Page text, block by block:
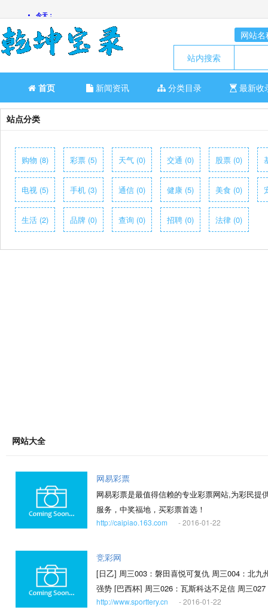
网站名
站内搜索
首页 新闻资讯 分类目录 最新收
站点分类
购物 (8) 彩票 (5) 天气 (0) 交通 (0) 股票 (0)
电视 (5) 手机 (3) 通信 (0) 健康 (5) 美食 (0)
生活 (2) 品牌 (0) 查询 (0) 招聘 (0) 法律 (0)
网站大全
网易彩票
网易彩票是最值得信赖的专业彩票网站,为彩民
服务，中奖福地，买彩票首选！
http://caipiao.163.com - 2016-01-22
竞彩网
[日乙] 周三003：磐田喜悦可复仇 周三004：北
强势 [巴西杯] 周三026：瓦斯科达不足信 周三
欲斩巴
http://www.sporttery.cn - 2016-01-22